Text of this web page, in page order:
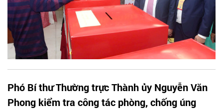
Phó Bí thư Thường trực Thành ủy Nguyễn Văn
Phong kiểm tra công tác phòng, chống úng